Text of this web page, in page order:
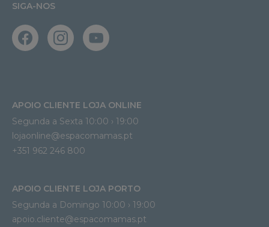
SIGA-NOS
APOIO CLIENTE LOJA ONLINE
Segunda a Sexta 10:00 › 19:00
lojaonline@espacomamas.pt
+351 962 246 800
APOIO CLIENTE LOJA PORTO
Segunda a Domingo 10:00 › 19:00
apoio.cliente@espacomamas.pt